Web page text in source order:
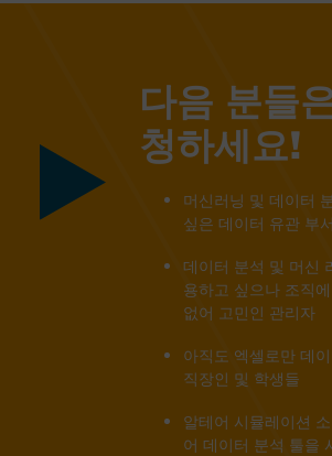
다음 분들
청하세요!
머신러닝 및 데이터
싶은 데이터 유관 부
데이터 분석 및 머신
용하고 싶으나 조직
없어 고민인 관리자
아직도 엑셀로만 데
직장인 및 학생들
알테어 시뮬레이션
어 데이터 분석 툴을